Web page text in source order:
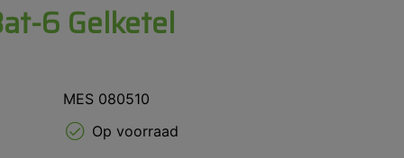
6 Gelketel
MES 080510
Op voorraad